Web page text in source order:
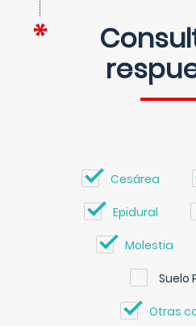
Cesárea
Epidural
Molestia
Suelo
Otras